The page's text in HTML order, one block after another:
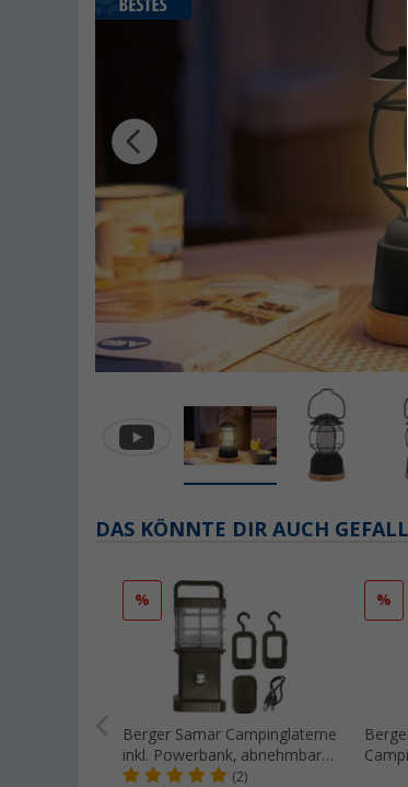
DAS KÖNNTE DIR AUCH
%
Berger Samar Campinglaterne
inkl. Powerbank, abnehmbarer
Seitenleuchten und Bluetooth
(2)
%